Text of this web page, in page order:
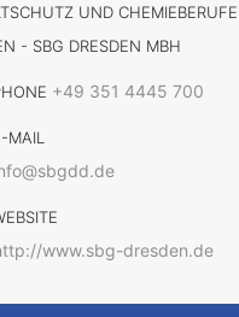
UND CHEMIEBERUFE
- SBG DRESDEN MBH
+49 351 4445 700
MAIL
www.sbg-dresden.de